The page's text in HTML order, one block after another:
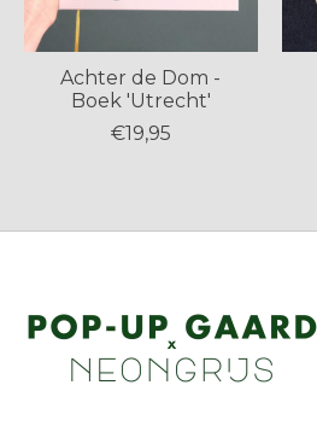
Achter de Dom -
Boek 'Utrecht'
€19,95